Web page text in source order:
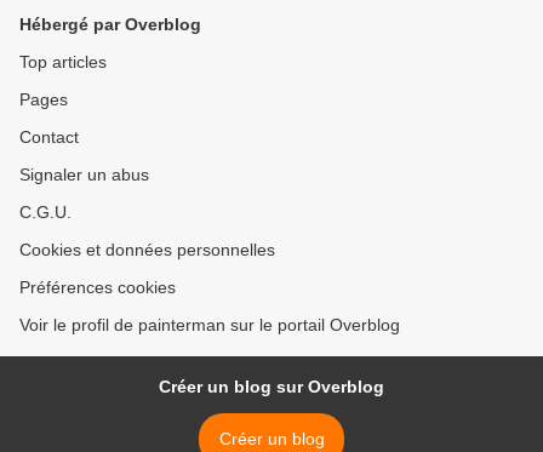
Hébergé par Overblog
Top articles
Pages
Contact
Signaler un abus
C.G.U.
Cookies et données personnelles
Préférences cookies
Voir le profil de painterman sur le portail Overblog
Créer un blog sur Overblog
Créer un blog